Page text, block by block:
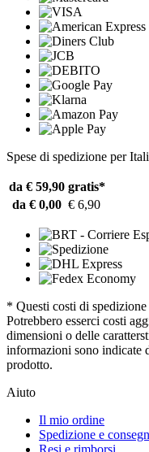
Spese di spedizione per
da € 59,90 gratis*
da € 0,00 € 6,90
* Questi costi di
Potrebbero esserci costi
dimensioni o delle
informazioni sono indicate
prodotto.
Aiuto
Il mio ordine
Spedizione e
Resi e rimborsi